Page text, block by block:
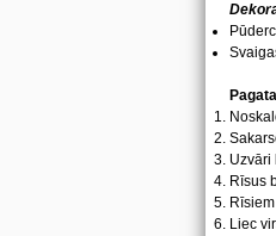
Uzvāri
Rīsus
Liec